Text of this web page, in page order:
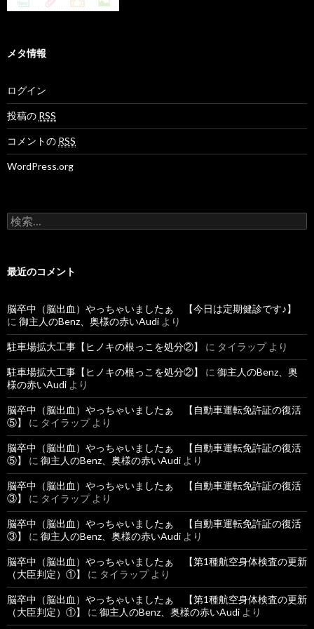
メタ情報
ログイン
投稿の RSS
コメントの RSS
WordPress.org
検
索
最近のコメント
脳卒中（脳出血）やっちゃいましたぁ 【今日は定期健診です♪】
に 御主人のBenz、奥様の赤いAudi より
駐車場拡大工事【ヒノキの根っこを処分②】 に タイラップより
駐車場拡大工事【ヒノキの根っこを処分②】 に 御主人のBenz、奥
様の赤いAudi より
脳卒中（脳出血）やっちゃいましたぁ 【自動車運転免許証の復活
⑤】
に タイラップより
脳卒中（脳出血）やっちゃいましたぁ 【自動車運転免許証の復活
⑤】
に 御主人のBenz、奥様の赤いAudi より
脳卒中（脳出血）やっちゃいましたぁ 【自動車運転免許証の復活
③】
に タイラップより
脳卒中（脳出血）やっちゃいましたぁ 【自動車運転免許証の復活
③】
に 御主人のBenz、奥様の赤いAudi より
脳卒中（脳出血）やっちゃいましたぁ 【第1種航空身体検査の更新
（大臣判定）①】
に タイラップより
脳卒中（脳出血）やっちゃいましたぁ 【第1種航空身体検査の更新
（大臣判定）①】
に 御主人のBenz、奥様の赤いAudi より